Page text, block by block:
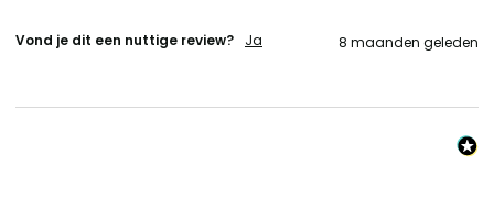
Vond je dit een nuttige review? Ja 8 maanden geleden